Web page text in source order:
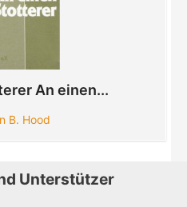
An einen...
B. Hood
Unterstützer